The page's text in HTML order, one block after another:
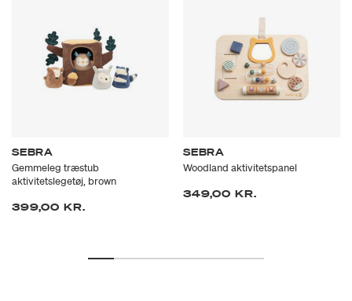
SEBRA
Gemmeleg træstub
aktivitetslegetøj, brown
399,00 KR.
SEBRA
Woodland aktivitetspanel
349,00 KR.